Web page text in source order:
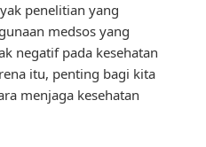
penelitian yang
medsos yang
negatif pada kesehatan
itu, penting bagi kita
menjaga kesehatan